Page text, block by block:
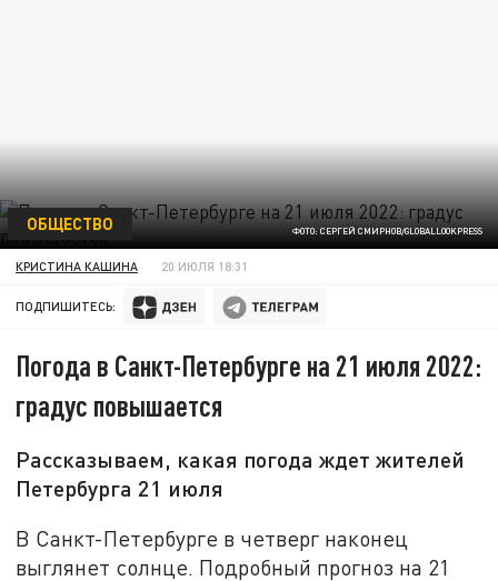
ФОТО: СЕРГЕЙ СМИРНОВ/GLOBALLOOKPRESS
ОБЩЕСТВО
КРИСТИНА КАШИНА 20 ИЮЛЯ 18:31
ПОДПИШИТЕСЬ:
Погода в Санкт-Петербурге на 21 июля 2022:
градус повышается
Рассказываем, какая погода ждет жителей
Петербурга 21 июля
В Санкт-Петербурге в четверг наконец
выглянет солнце. Подробный прогноз на 21